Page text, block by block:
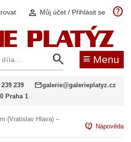
person Můj účet / Přihlásit se help
search ≡ Menu
239 239 mailgalerie@galerieplatyz.cz
Praha 1
(Vratislav Hlava) –
contact_support Nápověda